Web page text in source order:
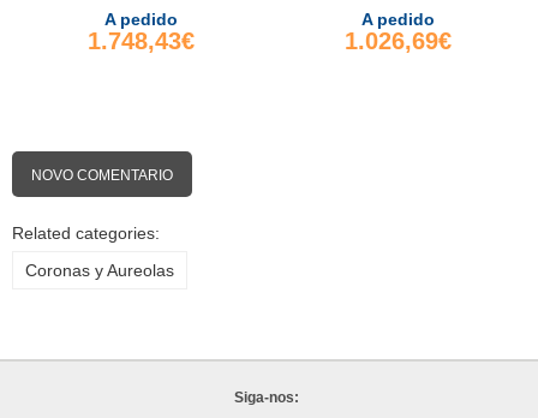
A pedido
1.748,43€
A pedido
1.026,69€
NOVO COMENTARIO
Related categories:
Coronas y Aureolas
Siga-nos: